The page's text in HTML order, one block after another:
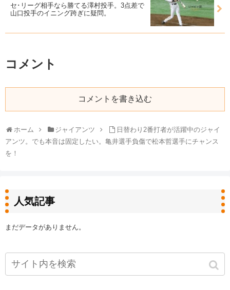
セ･リーグ相手なら勝てる澤村投手。3点差で
山口投手のイニング跨ぎに疑問。
コメント
コメントを書き込む
ホーム ジャイアンツ
日替わり2番打者が活躍中のジャイ
アンツ。でも本音は固定したい。亀井選手負傷で松本哲選手にチャンス
を！
人気記事
まだデータがありません。